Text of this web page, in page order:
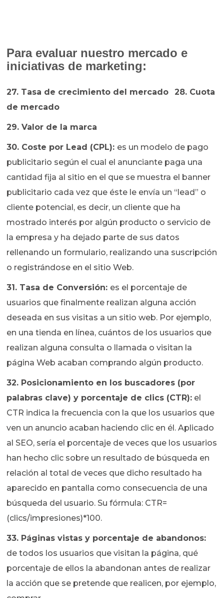
Para evaluar nuestro mercado e
iniciativas de marketing:
27. Tasa de crecimiento del mercado
28. Cuota
de mercado
29. Valor de la marca
30. Coste por Lead (CPL): es un modelo de pago
publicitario según el cual el anunciante paga una
cantidad fija al sitio en el que se muestra el banner
publicitario cada vez que éste le envía un “lead” o
cliente potencial, es decir, un cliente que ha
mostrado interés por algún producto o servicio de
la empresa y ha dejado parte de sus datos
rellenando un formulario, realizando una suscripción
o registrándose en el sitio Web.
31. Tasa de Conversión: es el porcentaje de
usuarios que finalmente realizan alguna acción
deseada en sus visitas a un sitio web. Por ejemplo,
en una tienda en línea, cuántos de los usuarios que
realizan alguna consulta o llamada o visitan la
página Web acaban comprando algún producto.
32. Posicionamiento en los buscadores (por
palabras clave) y porcentaje de clics (CTR): el
CTR indica la frecuencia con la que los usuarios que
ven un anuncio acaban haciendo clic en él. Aplicado
al SEO, sería el porcentaje de veces que los usuarios
han hecho clic sobre un resultado de búsqueda en
relación al total de veces que dicho resultado ha
aparecido en pantalla como consecuencia de una
búsqueda del usuario. Su fórmula: CTR=
(clics/impresiones)*100.
33. Páginas vistas y porcentaje de abandonos:
de todos los usuarios que visitan la página, qué
porcentaje de ellos la abandonan antes de realizar
la acción que se pretende que realicen, por ejemplo,